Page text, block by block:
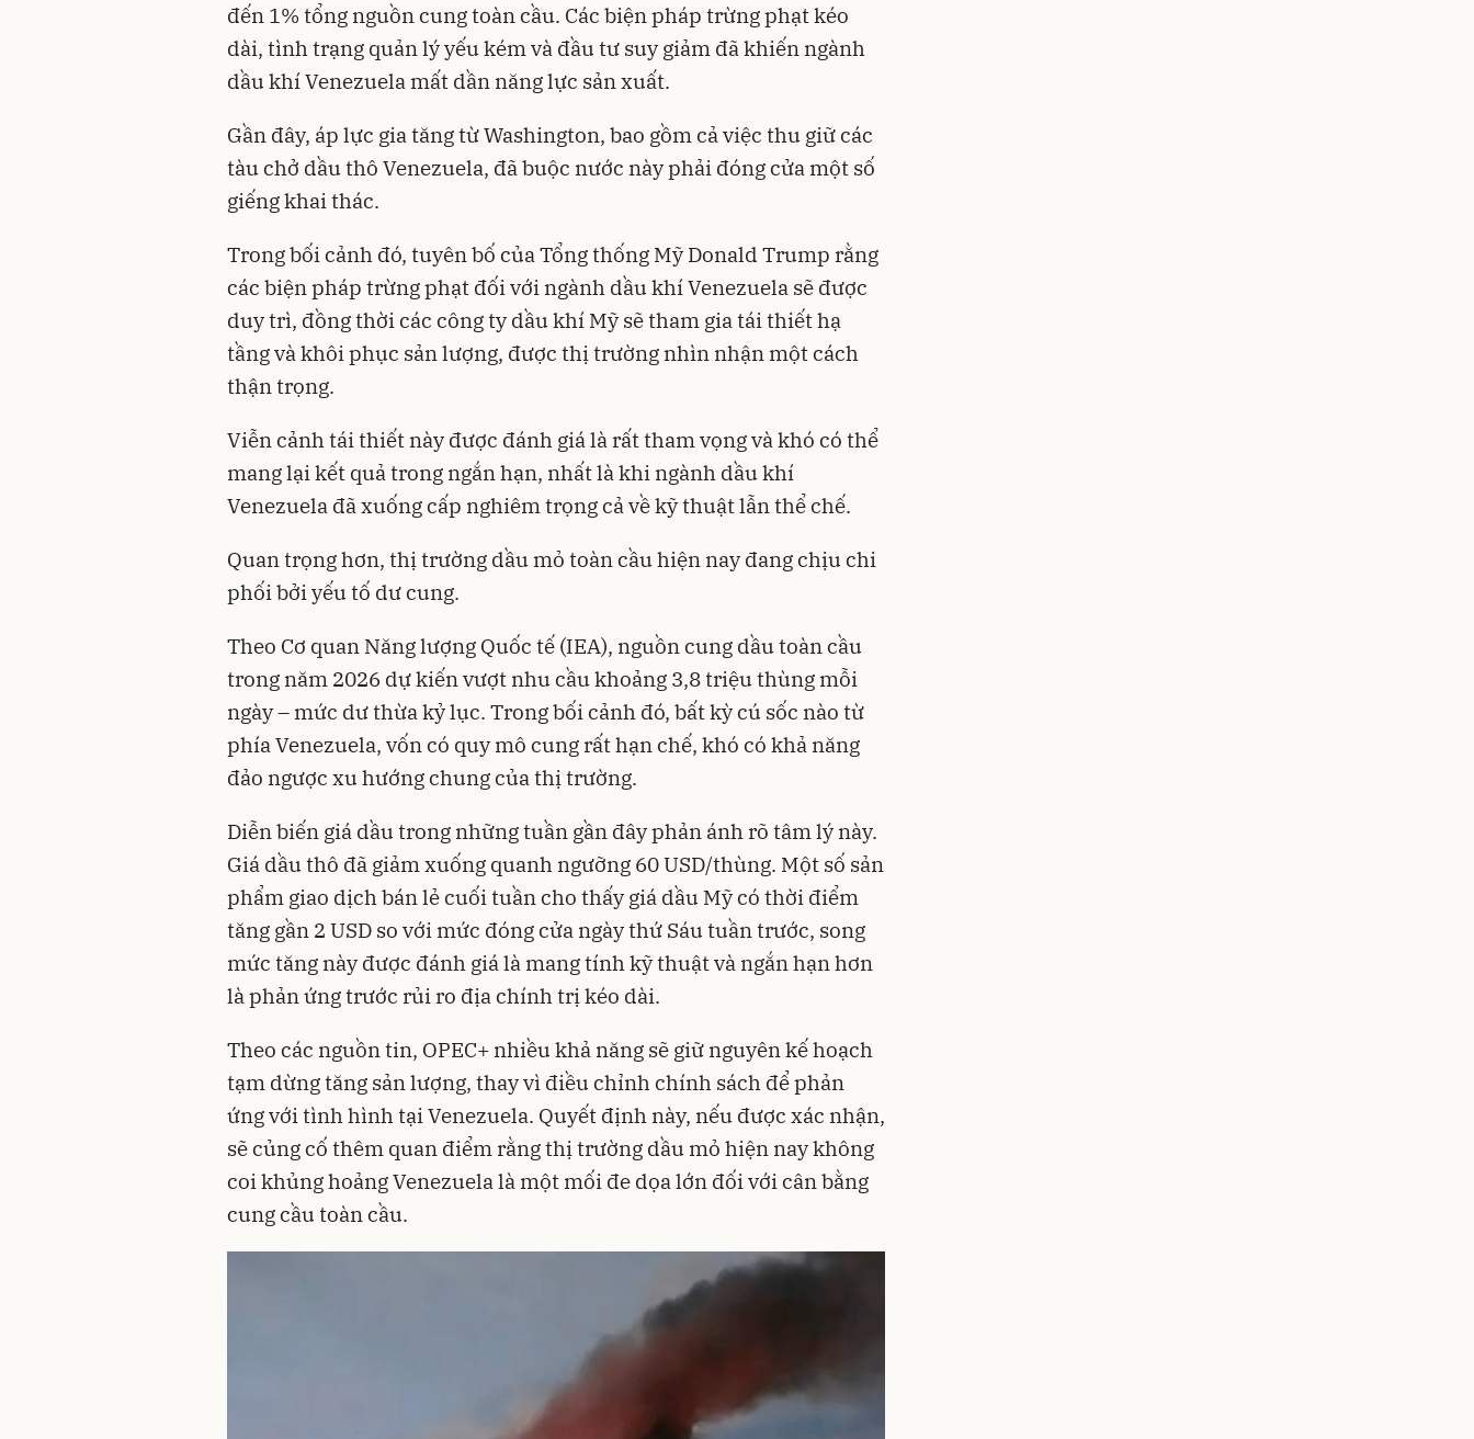
đến 1% tổng nguồn cung toàn cầu. Các biện pháp trừng phạt kéo
dài, tình trạng quản lý yếu kém và đầu tư suy giảm đã khiến ngành
dầu khí Venezuela mất dần năng lực sản xuất.
Gần đây, áp lực gia tăng từ Washington, bao gồm cả việc thu giữ các
tàu chở dầu thô Venezuela, đã buộc nước này phải đóng cửa một số
giếng khai thác.
Trong bối cảnh đó, tuyên bố của Tổng thống Mỹ Donald Trump rằng
các biện pháp trừng phạt đối với ngành dầu khí Venezuela sẽ được
duy trì, đồng thời các công ty dầu khí Mỹ sẽ tham gia tái thiết hạ
tầng và khôi phục sản lượng, được thị trường nhìn nhận một cách
thận trọng.
Viễn cảnh tái thiết này được đánh giá là rất tham vọng và khó có thể
mang lại kết quả trong ngắn hạn, nhất là khi ngành dầu khí
Venezuela đã xuống cấp nghiêm trọng cả về kỹ thuật lẫn thể chế.
Quan trọng hơn, thị trường dầu mỏ toàn cầu hiện nay đang chịu chi
phối bởi yếu tố dư cung.
Theo Cơ quan Năng lượng Quốc tế (IEA), nguồn cung dầu toàn cầu
trong năm 2026 dự kiến vượt nhu cầu khoảng 3,8 triệu thùng mỗi
ngày – mức dư thừa kỷ lục. Trong bối cảnh đó, bất kỳ cú sốc nào từ
phía Venezuela, vốn có quy mô cung rất hạn chế, khó có khả năng
đảo ngược xu hướng chung của thị trường.
Diễn biến giá dầu trong những tuần gần đây phản ánh rõ tâm lý này.
Giá dầu thô đã giảm xuống quanh ngưỡng 60 USD/thùng. Một số sản
phẩm giao dịch bán lẻ cuối tuần cho thấy giá dầu Mỹ có thời điểm
tăng gần 2 USD so với mức đóng cửa ngày thứ Sáu tuần trước, song
mức tăng này được đánh giá là mang tính kỹ thuật và ngắn hạn hơn
là phản ứng trước rủi ro địa chính trị kéo dài.
Theo các nguồn tin, OPEC+ nhiều khả năng sẽ giữ nguyên kế hoạch
tạm dừng tăng sản lượng, thay vì điều chỉnh chính sách để phản
ứng với tình hình tại Venezuela. Quyết định này, nếu được xác nhận,
sẽ củng cố thêm quan điểm rằng thị trường dầu mỏ hiện nay không
coi khủng hoảng Venezuela là một mối đe dọa lớn đối với cân bằng
cung cầu toàn cầu.